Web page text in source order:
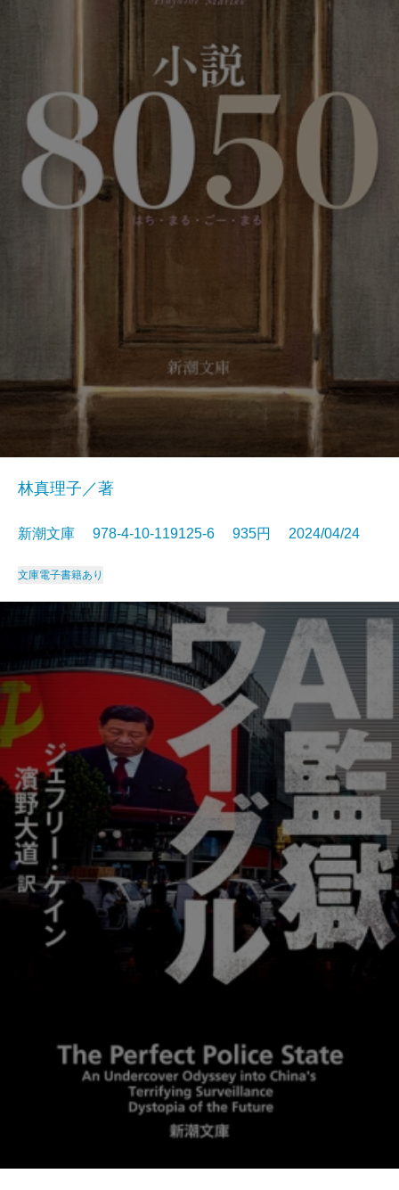
林真理子／著
新潮文庫 978-4-10-119125-6 935円 2024/04/24
文庫電子書籍あり